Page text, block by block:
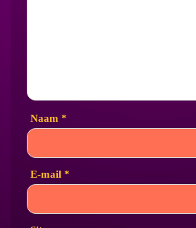
Naam *
E-mail *